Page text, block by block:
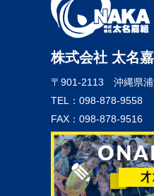
株式会社 太名
〒901-2113 沖縄県
TEL：098-878-9558
FAX：098-878-9516